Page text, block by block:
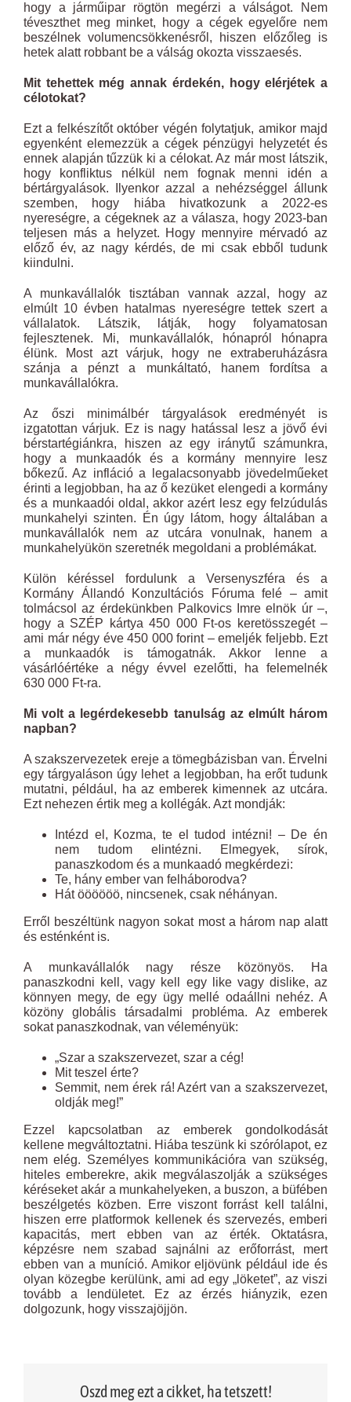
hogy a járműipar rögtön megérzi a válságot. Nem
téveszthet meg minket, hogy a cégek egyelőre nem
beszélnek volumencsökkenésről, hiszen előzőleg is
hetek alatt robbant be a válság okozta visszaesés.
Mit tehettek még annak érdekén, hogy elérjétek a
célotokat?
Ezt a felkészítőt október végén folytatjuk, amikor majd
egyenként elemezzük a cégek pénzügyi helyzetét és
ennek alapján tűzzük ki a célokat. Az már most látszik,
hogy konfliktus nélkül nem fognak menni idén a
bértárgyalások. Ilyenkor azzal a nehézséggel állunk
szemben, hogy hiába hivatkozunk a 2022-es
nyereségre, a cégeknek az a válasza, hogy 2023-ban
teljesen más a helyzet. Hogy mennyire mérvadó az
előző év, az nagy kérdés, de mi csak ebből tudunk
kiindulni.
A munkavállalók tisztában vannak azzal, hogy az
elmúlt 10 évben hatalmas nyereségre tettek szert a
vállalatok. Látszik, látják, hogy folyamatosan
fejlesztenek. Mi, munkavállalók, hónapról hónapra
élünk. Most azt várjuk, hogy ne extraberuházásra
szánja a pénzt a munkáltató, hanem fordítsa a
munkavállalókra.
Az őszi minimálbér tárgyalások eredményét is
izgatottan várjuk. Ez is nagy hatással lesz a jövő évi
bérstartégiánkra, hiszen az egy iránytű számunkra,
hogy a munkaadók és a kormány mennyire lesz
bőkezű. Az infláció a legalacsonyabb jövedelműeket
érinti a legjobban, ha az ő kezüket elengedi a kormány
és a munkaadói oldal, akkor azért lesz egy felzúdulás
munkahelyi szinten. Én úgy látom, hogy általában a
munkavállalók nem az utcára vonulnak, hanem a
munkahelyükön szeretnék megoldani a problémákat.
Külön kéréssel fordulunk a Versenyszféra és a
Kormány Állandó Konzultációs Fóruma felé – amit
tolmácsol az érdekünkben Palkovics Imre elnök úr –,
hogy a SZÉP kártya 450 000 Ft-os keretösszegét –
ami már négy éve 450 000 forint – emeljék feljebb. Ezt
a munkaadók is támogatnák. Akkor lenne a
vásárlóértéke a négy évvel ezelőtti, ha felemelnék
630 000 Ft-ra.
Mi volt a legérdekesebb tanulság az elmúlt három
napban?
A szakszervezetek ereje a tömegbázisban van. Érvelni
egy tárgyaláson úgy lehet a legjobban, ha erőt tudunk
mutatni, például, ha az emberek kimennek az utcára.
Ezt nehezen értik meg a kollégák. Azt mondják:
Intézd el, Kozma, te el tudod intézni! – De én
nem tudom elintézni. Elmegyek, sírok,
panaszkodom és a munkaadó megkérdezi:
Te, hány ember van felháborodva?
Hát öööööö, nincsenek, csak néhányan.
Erről beszéltünk nagyon sokat most a három nap alatt
és esténként is.
A munkavállalók nagy része közönyös. Ha
panaszkodni kell, vagy kell egy like vagy dislike, az
könnyen megy, de egy ügy mellé odaállni nehéz. A
közöny globális társadalmi probléma. Az emberek
sokat panaszkodnak, van véleményük:
„Szar a szakszervezet, szar a cég!
Mit teszel érte?
Semmit, nem érek rá! Azért van a szakszervezet,
oldják meg!”
Ezzel kapcsolatban az emberek gondolkodását
kellene megváltoztatni. Hiába teszünk ki szórólapot, ez
nem elég. Személyes kommunikációra van szükség,
hiteles emberekre, akik megválaszolják a szükséges
kéréseket akár a munkahelyeken, a buszon, a büfében
beszélgetés közben. Erre viszont forrást kell találni,
hiszen erre platformok kellenek és szervezés, emberi
kapacitás, mert ebben van az érték. Oktatásra,
képzésre nem szabad sajnálni az erőforrást, mert
ebben van a muníció. Amikor eljövünk például ide és
olyan közegbe kerülünk, ami ad egy „löketet”, az viszi
tovább a lendületet. Ez az érzés hiányzik, ezen
dolgozunk, hogy visszajöjjön.
Oszd meg ezt a cikket, ha tetszett!